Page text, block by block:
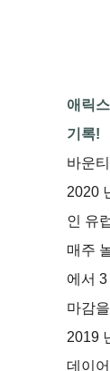
애릭
기록!
바운
2020
인 유
매주
에서
마감
2019
데이